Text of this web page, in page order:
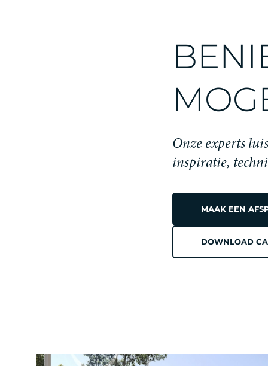
Onze experts
inspiratie,
MAAK EEN
DOWNLOAD